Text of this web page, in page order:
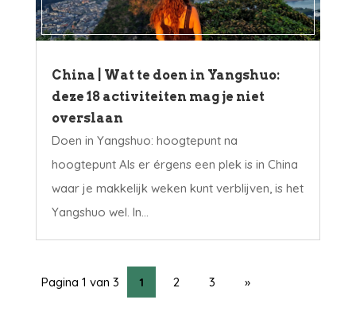
China | Wat te doen in Yangshuo:
deze 18 activiteiten mag je niet
overslaan
Doen in Yangshuo: hoogtepunt na
hoogtepunt Als er érgens een plek is in China
waar je makkelijk weken kunt verblijven, is het
Yangshuo wel. In...
Pagina 1 van 3 1 2 3 »